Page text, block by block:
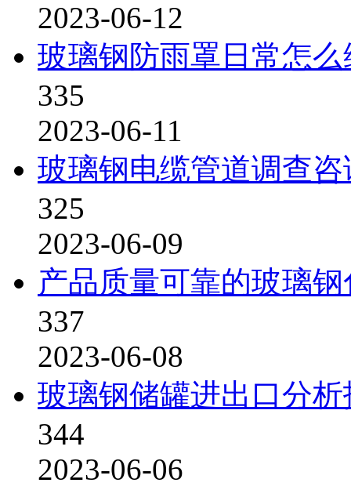
2023-06-12
玻璃钢防雨罩日常怎么
335
2023-06-11
玻璃钢电缆管道调查
325
2023-06-09
产品质量可靠的玻璃
337
2023-06-08
玻璃钢储罐进出口分析
344
2023-06-06